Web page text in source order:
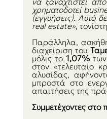
χρηματοδοτεί
(εγγυήσεις). Αυτό
real estate»,
Παράλληλα,
διαχείριση του
μόλις το 1,07%
στον «τελευταίο
αλυσίδας,
μπροστά στο
απαιτήσεις της
Συμμετέχοντες στο